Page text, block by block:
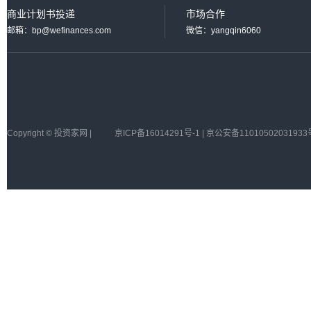
商业计划书投递
邮箱：bp@wefinances.com
市场合作
微信：yangqin6060
Copyright © 投资家网 | 京ICP备16014291号-1 | 京公安备11010502031933